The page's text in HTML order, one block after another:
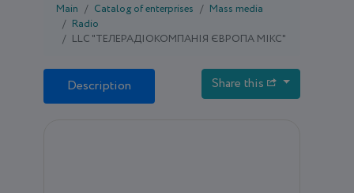
Main Catalog of enterprises
Mass media
Radio
LLC "ТЕЛЕРАДІОКОМПАНІЯ ЄВРОПА МІКС"
Description Share this